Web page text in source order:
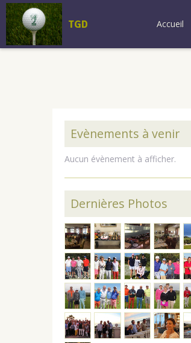
TGD Accueil
Evènements à venir
Aucun évènement à afficher.
Dernières Photos